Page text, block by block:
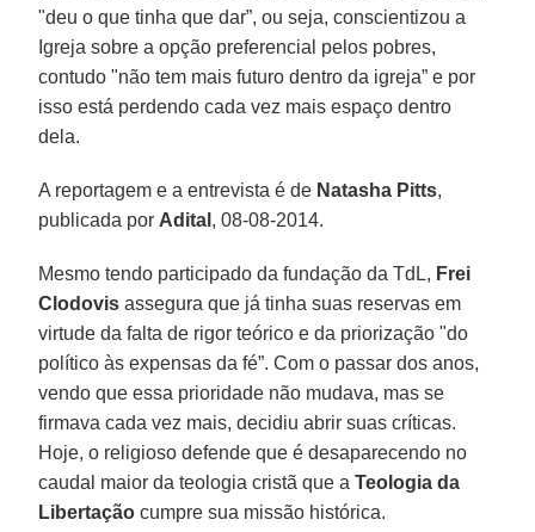
"deu o que tinha que dar”, ou seja, conscientizou a
Igreja sobre a opção preferencial pelos pobres,
contudo "não tem mais futuro dentro da igreja” e por
isso está perdendo cada vez mais espaço dentro
dela.
A reportagem e a entrevista é de Natasha Pitts,
publicada por Adital , 08-08-2014.
Mesmo tendo participado da fundação da TdL, Frei
Clodovis assegura que já tinha suas reservas em
virtude da falta de rigor teórico e da priorização "do
político às expensas da fé”. Com o passar dos anos,
vendo que essa prioridade não mudava, mas se
firmava cada vez mais, decidiu abrir suas críticas.
Hoje, o religioso defende que é desaparecendo no
caudal maior da teologia cristã que aTeologia da
Libertação cumpre sua missão histórica.